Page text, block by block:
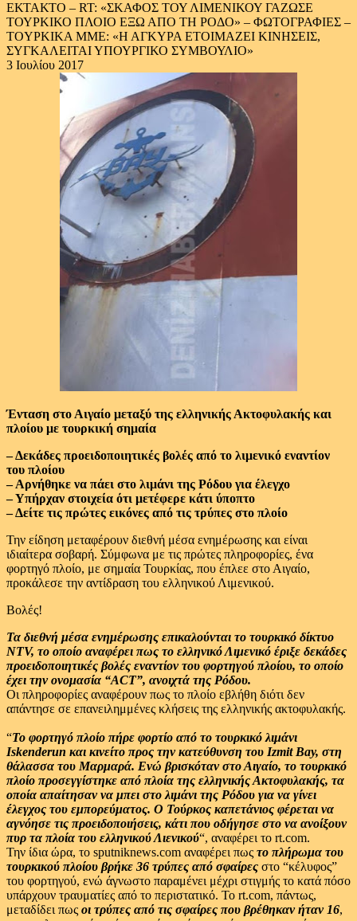
ΕΚΤΑΚΤΟ – RT: «ΣΚΑΦΟΣ ΤΟΥ ΛΙΜΕΝΙΚΟΥ ΓΑΖΩΣΕ
ΤΟΥΡΚΙΚΟ ΠΛΟΙΟ ΕΞΩ ΑΠΟ ΤΗ ΡΟΔΟ» – ΦΩΤΟΓΡΑΦΙΕΣ –
TOYΡΚΙΚΑ ΜΜΕ: «Η ΑΓΚΥΡΑ ΕΤΟΙΜΑΖΕΙ ΚΙΝΗΣΕΙΣ,
ΣΥΓΚΑΛΕΙΤΑΙ ΥΠΟΥΡΓΙΚΟ ΣΥΜΒΟΥΛΙΟ»
3 Ιουλίου 2017
Ένταση στο Αιγαίο μεταξύ της ελληνικής Ακτοφυλακής και
πλοίου με τουρκική σημαία
– Δεκάδες προειδοποιητικές βολές από το λιμενικό εναντίον
του πλοίου
– Αρνήθηκε να πάει στο λιμάνι της Ρόδου για έλεγχο
– Υπήρχαν στοιχεία ότι μετέφερε κάτι ύποπτο
– Δείτε τις πρώτες εικόνες από τις τρύπες στο πλοίο
Την είδηση μεταφέρουν διεθνή μέσα ενημέρωσης και είναι
ιδιαίτερα σοβαρή. Σύμφωνα με τις πρώτες πληροφορίες, ένα
φορτηγό πλοίο, με σημαία Τουρκίας, που έπλεε στο Αιγαίο,
προκάλεσε την αντίδραση του ελληνικού Λιμενικού.
Βολές!
Τα διεθνή μέσα ενημέρωσης επικαλούνται το τουρκικό δίκτυο
NTV, το οποίο αναφέρει πως το ελληνικό Λιμενικό έριξε δεκάδες
προειδοποιητικές βολές εναντίον του φορτηγού πλοίου, το οποίο
έχει την ονομασία “ACT”, ανοιχτά της Ρόδου.
Οι πληροφορίες αναφέρουν πως το πλοίο εβλήθη διότι δεν
απάντησε σε επανειλημμένες κλήσεις της ελληνικής ακτοφυλακής.
“Το φορτηγό πλοίο πήρε φορτίο από το τουρκικό λιμάνι
Iskenderun και κινείτο προς την κατεύθυνση του Izmit Bay, στη
θάλασσα του Μαρμαρά. Ενώ βρισκόταν στο Αιγαίο, το τουρκικό
πλοίο προσεγγίστηκε από πλοία της ελληνικής Ακτοφυλακής, τα
οποία απαίτησαν να μπει στο λιμάνι της Ρόδου για να γίνει
έλεγχος του εμπορεύματος. Ο Τούρκος καπετάνιος φέρεται να
αγνόησε τις προειδοποιήσεις, κάτι που οδήγησε στο να ανοίξουν
πυρ τα πλοία του ελληνικού Λιενικού“, αναφέρει το rt.com.
Την ίδια ώρα, το sputniknews.com αναφέρει πως το πλήρωμα του
τουρκικού πλοίου βρήκε 36 τρύπες από σφαίρες στο “κέλυφος”
του φορτηγού, ενώ άγνωστο παραμένει μέχρι στιγμής το κατά πόσο
υπάρχουν τραυματίες από το περιστατικό. Το rt.com, πάντως,
μεταδίδει πως οι τρύπες από τις σφαίρες που βρέθηκαν ήταν 16,